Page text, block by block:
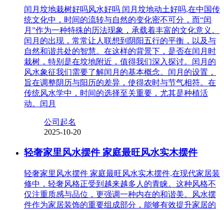
闰月坟地栽树好吗风水好吗 闰月坟地动土好吗,在中国传
统文化中，时间的流转与自然的变化密不可分，而“闰
月”作为一种特殊的历法现象，承载着丰富的文化意义。
闰月的出现，常常让人联想到阴阳五行的平衡，以及与
自然和谐共处的智慧。在这样的背景下，是否在闰月时
栽树，特别是在坟地附近，值得我们深入探讨。闰月的
风水象征我们需要了解闰月的基本概念。闰月的设置，
旨在调整阴历与阳历的差异，使得农时与节气相符。在
传统风水学中，时间的选择至关重要，尤其是种植活
动。闰月
公司起名
2025-10-20
轻奢家里风水摆件 家庭最旺风水实木摆件
轻奢家里风水摆件 家庭最旺风水实木摆件,在现代家居装
修中，轻奢风格正受到越来越多人的青睐。这种风格不
仅注重质感与品位，更强调一种内在的和谐美。风水摆
件作为家居装饰的重要组成部分，能够有效提升家居的